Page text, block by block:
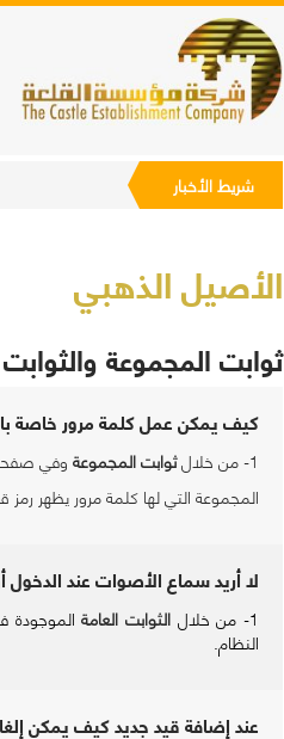
شريط الأخبار
الأصيل الذهبي
ثوابت المجموعة
كيف يمكن عمل كلمة مرور خاصة
1- من خلال ثوابت المجموعةوفي صفحة
المجموعة التي لها كلمة مرور يظهر رمز
لا أريد سماع الأصوات عند الدخول
1- من خلال الثوابت العامة
النظام.
عند إضافة قيد جديد كيف يمكن